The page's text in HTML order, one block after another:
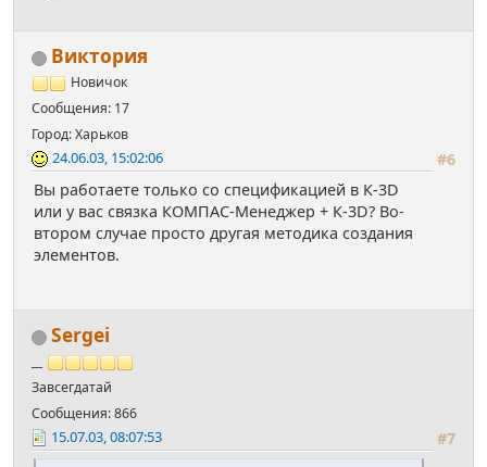
Виктория
Новичок
Сообщения: 17
Город: Харьков
#6
24.06.03, 15:02:06
Вы работаете только со спецификацией в К-3D
или у вас связка КОМПАС-Менеджер + К-3D? Во-
втором случае просто другая методика создания
элементов.
Sergei
Завсегдатай
Сообщения: 866
#7
15.07.03, 08:07:53